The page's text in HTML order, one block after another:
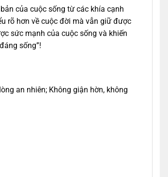
của cuộc sống từ các khía cạnh
rõ hơn về cuộc đời mà vẫn giữ được
sức mạnh của cuộc sống và khiến
sống”!
an nhiên; Không giận hờn, không